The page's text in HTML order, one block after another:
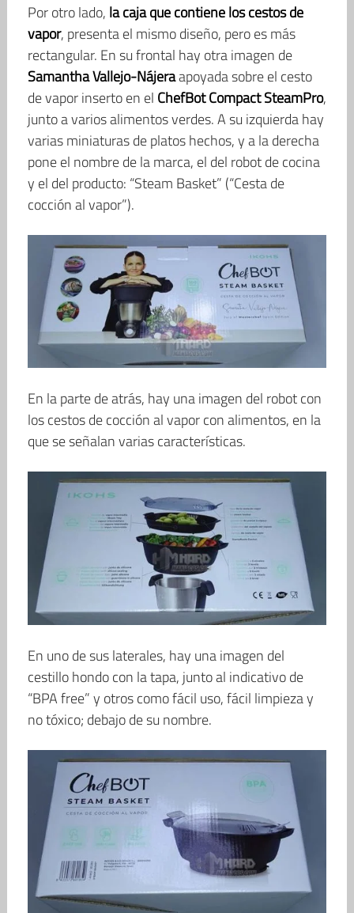
Por otro lado, la caja que contiene los cestos de
vapor, presenta el mismo diseño, pero es más
rectangular. En su frontal hay otra imagen de
Samantha Vallejo-Nájeraapoyada sobre el cesto
de vapor inserto en el ChefBot Compact SteamPro,
junto a varios alimentos verdes. A su izquierda hay
varias miniaturas de platos hechos, y a la derecha
pone el nombre de la marca, el del robot de cocina
y el del producto: “Steam Basket” (“Cesta de
cocción al vapor”).
En la parte de atrás, hay una imagen del robot con
los cestos de cocción al vapor con alimentos, en la
que se señalan varias características.
En uno de sus laterales, hay una imagen del
cestillo hondo con la tapa, junto al indicativo de
“BPA free” y otros como fácil uso, fácil limpieza y
no tóxico; debajo de su nombre.